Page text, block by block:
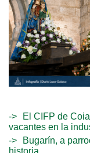
El CIFP de
vacantes en la
Bugarín, a